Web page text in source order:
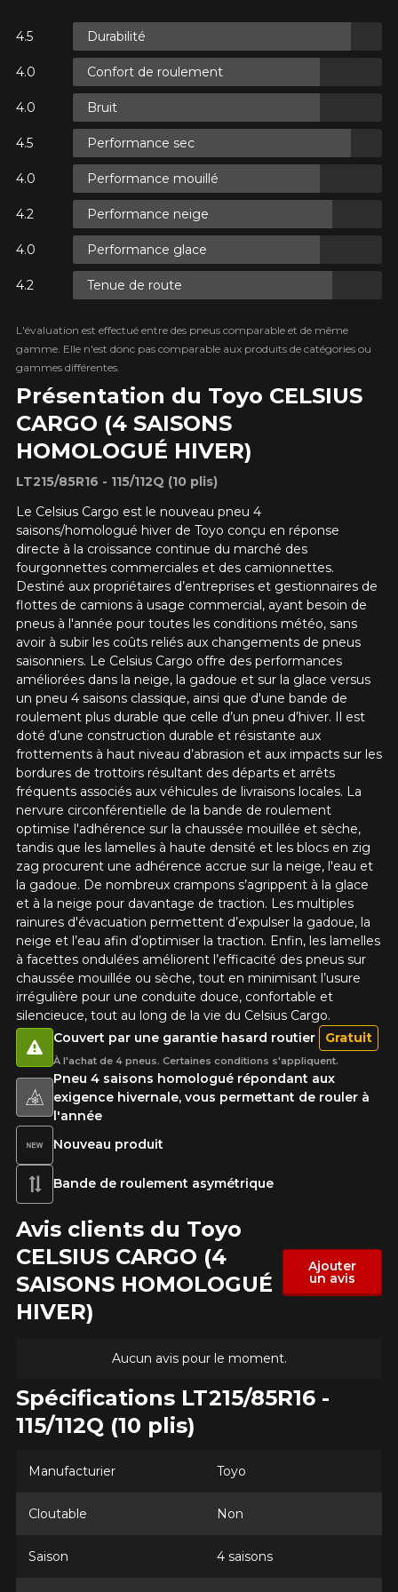
Présentation du Toyo CELSIUS
CARGO (4 SAISONS
HOMOLOGUÉ HIVER)
LT215/85R16 - 115/112Q (10 plis)
Le Celsius Cargo est le nouveau pneu 4
saisons/homologué hiver de Toyo conçu en réponse
directe à la croissance continue du marché des
fourgonnettes commerciales et des camionnettes.
Destiné aux propriétaires d’entreprises et gestionnaires de
flottes de camions à usage commercial, ayant besoin de
pneus à l'année pour toutes les conditions météo, sans
avoir à subir les coûts reliés aux changements de pneus
saisonniers. Le Celsius Cargo offre des performances
améliorées dans la neige, la gadoue et sur la glace versus
un pneu 4 saisons classique, ainsi que d'une bande de
roulement plus durable que celle d’un pneu d’hiver. Il est
doté d’une construction durable et résistante aux
frottements à haut niveau d’abrasion et aux impacts sur les
bordures de trottoirs résultant des départs et arrêts
fréquents associés aux véhicules de livraisons locales. La
nervure circonférentielle de la bande de roulement
optimise l'adhérence sur la chaussée mouillée et sèche,
tandis que les lamelles à haute densité et les blocs en zig
zag procurent une adhérence accrue sur la neige, l'eau et
la gadoue. De nombreux crampons s’agrippent à la glace
et à la neige pour davantage de traction. Les multiples
rainures d'évacuation permettent d’expulser la gadoue, la
neige et l’eau afin d’optimiser la traction. Enfin, les lamelles
à facettes ondulées améliorent l’efficacité des pneus sur
chaussée mouillée ou sèche, tout en minimisant l’usure
irrégulière pour une conduite douce, confortable et
silencieuce, tout au long de la vie du Celsius Cargo.
Durabilité
Confort de roulement
Bruit
Performance sec
Performance mouillé
Performance neige
Performance glace
Tenue de route
L'évaluation est effectué entre des pneus comparable et de même
gamme. Elle n'est donc pas comparable aux produits de catégories ou
gammes différentes.
Pneu 4 saisons homologué répondant aux
exigence hivernale, vous permettant de rouler à
l'année
Nouveau produit
Bande de roulement asymétrique
Couvert par une garantie hasard routier Gratuit
À l'achat de 4 pneus. Certaines conditions s'appliquent.
Avis clients du Toyo
CELSIUS CARGO (4
SAISONS HOMOLOGUÉ
HIVER)
Ajouter
un avis
Aucun avis pour le moment.
Spécifications LT215/85R16 -
115/112Q (10 plis)
Manufacturier Toyo
Cloutable Non
Saison 4 saisons
AJOUTER UN AVIS
Votre avis concernant le
CELSIUS CARGO (4 SAISONS
HOMOLOGUÉ HIVER)
Nom
Courriel
Votre véhicule
Année
Marque
Modèle